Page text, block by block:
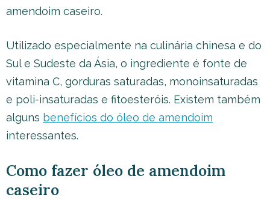
amendoim caseiro.
Utilizado especialmente na culinária chinesa e do
Sul e Sudeste da Ásia, o ingrediente é fonte de
vitamina C, gorduras saturadas, monoinsaturadas
e poli-insaturadas e fitoesteróis. Existem também
alguns benefícios do óleo de amendoim
interessantes.
Como fazer óleo de amendoim
caseiro